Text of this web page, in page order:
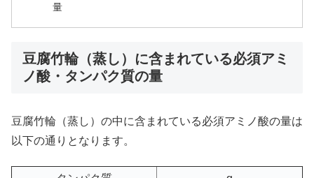
量
豆腐竹輪（蒸し）に含まれている必須アミ
ノ酸・タンパク質の量
豆腐竹輪（蒸し）の中に含まれている必須アミノ酸の量は
以下の通りとなります。